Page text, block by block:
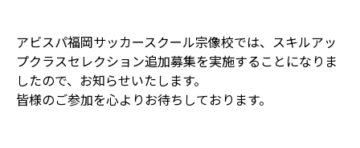
アビスパ福岡サッカースクール宗像校では、スキルアッ
プクラスセレクション追加募集を実施することになりま
したので、お知らせいたします。
皆様のご参加を心よりお待ちしております。